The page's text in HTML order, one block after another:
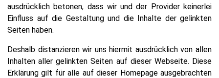
ausdrücklich betonen, dass wir und der Provider keinerlei
Einfluss auf die Gestaltung und die Inhalte der gelinkten
Seiten haben.
Deshalb distanzieren wir uns hiermit ausdrücklich von allen
Inhalten aller gelinkten Seiten auf dieser Webseite. Diese
Erklärung gilt für alle auf dieser Homepage ausgebrachten